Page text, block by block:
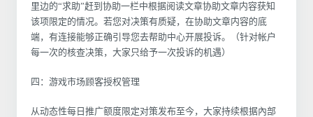
里边的“求助”赶到协助一栏中根据阅读文章协助文章内容获知
该项限定的情况。若您对决策有质疑，在协助文章内容的底
端，有连接能够正确引导您去帮助中心开展投诉。（针对帐户
每一次的核查决策，大家只给予一次投诉的机遇）
四：游戏市场顾客授权管理
从动态性每日推广额度限定对策发布至今，大家持续根据內部